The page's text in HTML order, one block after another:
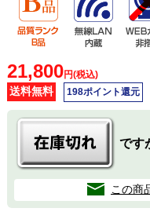
21,800円(税込)
送料無料 198ポイント還元
です
この商